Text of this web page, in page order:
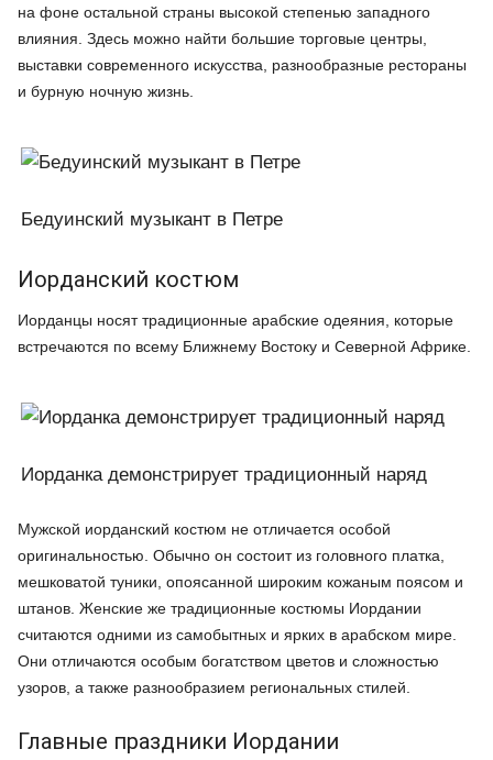
на фоне остальной страны высокой степенью западного
влияния. Здесь можно найти большие торговые центры,
выставки современного искусства, разнообразные рестораны
и бурную ночную жизнь.
Бедуинский музыкант в Петре
Иорданский костюм
Иорданцы носят традиционные арабские одеяния, которые
встречаются по всему Ближнему Востоку и Северной Африке.
Иорданка демонстрирует традиционный наряд
Мужской иорданский костюм не отличается особой
оригинальностью. Обычно он состоит из головного платка,
мешковатой туники, опоясанной широким кожаным поясом и
штанов. Женские же традиционные костюмы Иордании
считаются одними из самобытных и ярких в арабском мире.
Они отличаются особым богатством цветов и сложностью
узоров, а также разнообразием региональных стилей.
Главные праздники Иордании